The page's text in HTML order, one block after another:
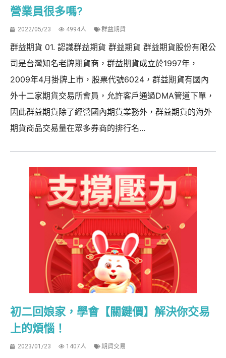
營業員很多嗎?
2022/05/23 4994人 群益期貨
群益期貨 01. 認識群益期貨 群益期貨 群益期貨股份有限公
司是台灣知名老牌期貨商，群益期貨成立於1997年，
2009年4月掛牌上市，股票代號6024，群益期貨有國內
外十二家期貨交易所會員，允許客戶通過DMA管道下單，
因此群益期貨除了經營國內期貨業務外，群益期貨的海外
期貨商品交易量在眾多券商的排行名...
初二回娘家，學會【關鍵價】解決你交易
上的煩惱！
2023/01/23 1407人 期貨交易